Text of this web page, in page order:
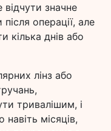
відчути значне
операції, але
кілька днів або
лінз або
тривалішим, і
місяців,